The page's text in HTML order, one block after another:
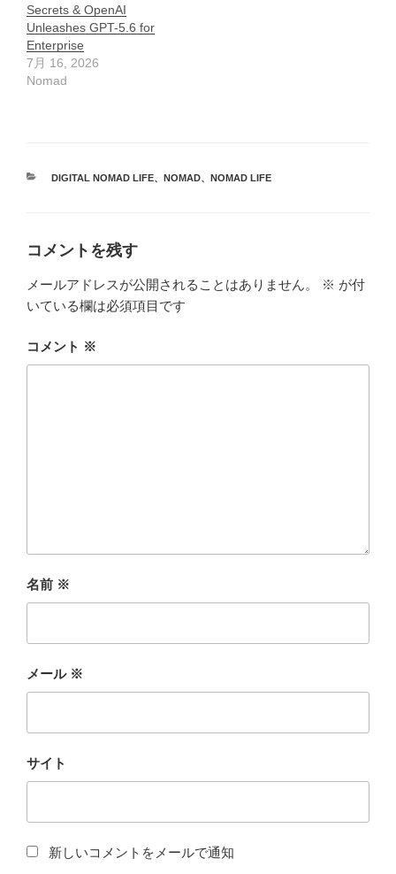
Secrets & OpenAI
Unleashes GPT-5.6 for
Enterprise
7月 16, 2026
Nomad
カ
DIGITAL NOMAD LIFE、 NOMAD、 NOMAD LIFE
コメントを残す
メールアドレスが公開されることはありません。 ※ が付
いている欄は必須項目です
コメント ※
名前 ※
メール ※
サイト
新しいコメントをメールで通知